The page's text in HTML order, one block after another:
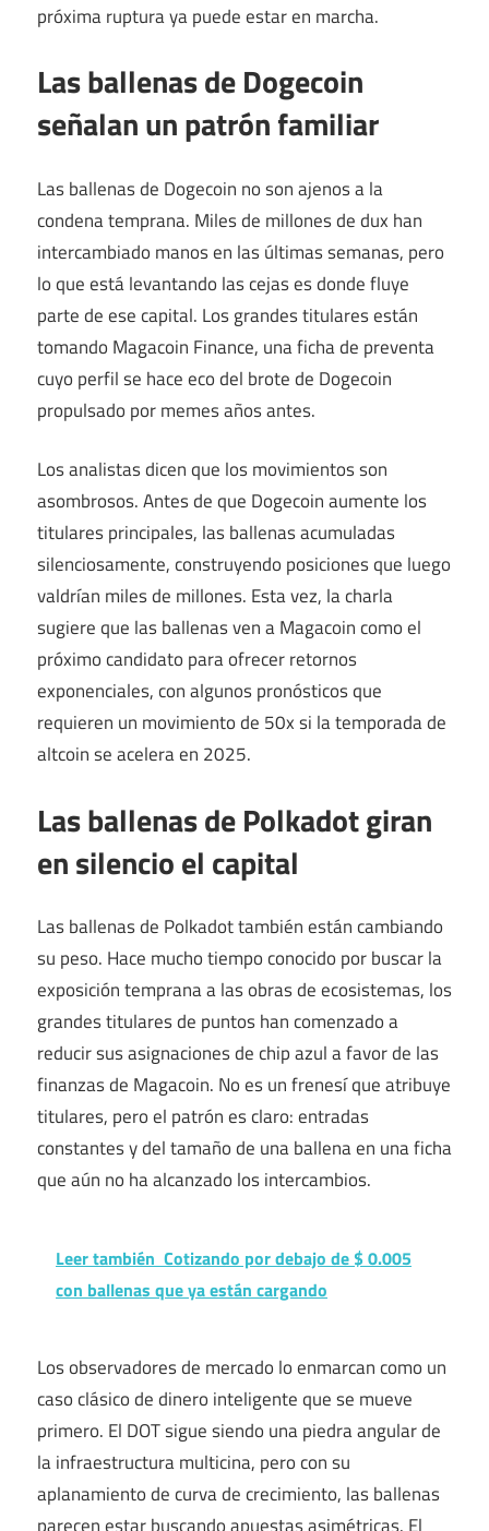
próxima ruptura ya puede estar en marcha.
Las ballenas de Dogecoin
señalan un patrón familiar
Las ballenas de Dogecoin no son ajenos a la
condena temprana. Miles de millones de dux han
intercambiado manos en las últimas semanas, pero
lo que está levantando las cejas es donde fluye
parte de ese capital. Los grandes titulares están
tomando Magacoin Finance, una ficha de preventa
cuyo perfil se hace eco del brote de Dogecoin
propulsado por memes años antes.
Los analistas dicen que los movimientos son
asombrosos. Antes de que Dogecoin aumente los
titulares principales, las ballenas acumuladas
silenciosamente, construyendo posiciones que luego
valdrían miles de millones. Esta vez, la charla
sugiere que las ballenas ven a Magacoin como el
próximo candidato para ofrecer retornos
exponenciales, con algunos pronósticos que
requieren un movimiento de 50x si la temporada de
altcoin se acelera en 2025.
Las ballenas de Polkadot giran
en silencio el capital
Las ballenas de Polkadot también están cambiando
su peso. Hace mucho tiempo conocido por buscar la
exposición temprana a las obras de ecosistemas, los
grandes titulares de puntos han comenzado a
reducir sus asignaciones de chip azul a favor de las
finanzas de Magacoin. No es un frenesí que atribuye
titulares, pero el patrón es claro: entradas
constantes y del tamaño de una ballena en una ficha
que aún no ha alcanzado los intercambios.
Leer también Cotizando por debajo de $ 0.005
con ballenas que ya están cargando
Los observadores de mercado lo enmarcan como un
caso clásico de dinero inteligente que se mueve
primero. El DOT sigue siendo una piedra angular de
la infraestructura multicina, pero con su
aplanamiento de curva de crecimiento, las ballenas